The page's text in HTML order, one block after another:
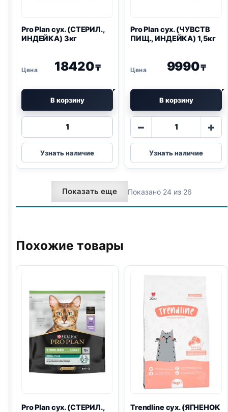
Pro Planсух. (СТЕРИЛ.,
ИНДЕЙКА) 3кг
18420₸
В корзину
Количество
Pro
Plan
сух.
(СТЕРИЛ.,
ИНДЕЙКА)
3кг
Узнать наличие
Pro Planсух. (ЧУВСТВ
ПИЩ., ИНДЕЙКА) 1,5кг
9990₸
В корзину
−
Количество
Pro
Plan
сух.
ПИЩ.,
ИНДЕЙКА)
+
Узнать наличие
Показать еще Показано 24 из 26
Похожие товары
Pro Planсух. (СТЕРИЛ.,
Trendline сух. (ЯГНЕНОК